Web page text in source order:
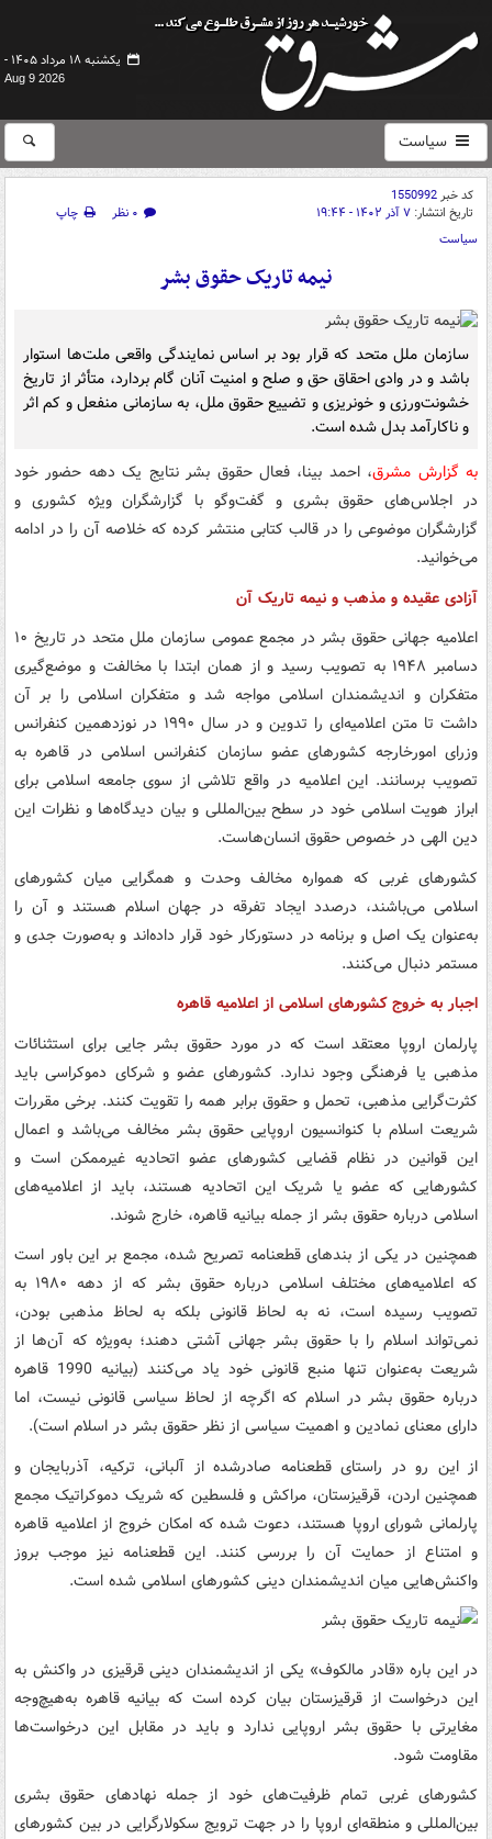
یکشنبه ۱۸ مرداد ۱۴۰۵ -
Aug 9 2026
سیاست
کد خبر1550992
تاریخ انتشار: ۷ آذر ۱۴۰۲ - ۱۹:۴۴ ۰ نظر
چاپ
سیاست
نیمه تاریک حقوق بشر
سازمان ملل متحد که قرار بود بر اساس نمایندگی واقعی ملت‌ها استوار
باشد و در وادی احقاق حق و صلح و امنیت آنان گام بردارد، متأثر از تاریخ
خشونت‌ورزی و خونریزی و تضییع حقوق ملل، به سازمانی منفعل و کم اثر
و ناکارآمد بدل شده است.
به گزارش مشرق، احمد بینا، فعال حقوق بشر نتایج یک دهه حضور خود
در اجلاس‌های حقوق بشری و گفت‌وگو با گزارشگران ویژه کشوری و
گزارشگران موضوعی را در قالب کتابی منتشر کرده که خلاصه آن را در ادامه
می‌خوانید.
آزادی عقیده و مذهب و نیمه تاریک آن
اعلامیه جهانی حقوق بشر در مجمع عمومی سازمان ملل متحد در تاریخ ۱۰
دسامبر ۱۹۴۸ به تصویب رسید و از همان ابتدا با مخالفت و موضع‌گیری
متفکران و اندیشمندان اسلامی مواجه شد و متفکران اسلامی را بر آن
داشت تا متن اعلامیه‌ای را تدوین و در سال ۱۹۹۰ در نوزدهمین کنفرانس
وزرای امورخارجه کشورهای عضو سازمان کنفرانس اسلامی در قاهره به
تصویب برسانند. این اعلامیه در واقع تلاشی از سوی جامعه اسلامی برای
ابراز هویت اسلامی خود در سطح بین‌المللی و بیان دیدگاه‌ها و نظرات این
دین الهی در خصوص حقوق انسان‌هاست.
کشورهای غربی که همواره مخالف وحدت و همگرایی میان کشورهای
اسلامی می‌باشند، درصدد ایجاد تفرقه در جهان اسلام هستند و آن را
به‌عنوان یک اصل و برنامه در دستورکار خود قرار داده‌اند و به‌صورت جدی و
مستمر دنبال می‌کنند.
اجبار به خروج کشورهای اسلامی از اعلامیه قاهره
پارلمان اروپا معتقد است که در مورد حقوق بشر جایی برای استثنائات
مذهبی یا فرهنگی وجود ندارد. کشورهای عضو و شرکای دموکراسی باید
کثرت‌گرایی مذهبی، تحمل و حقوق برابر همه را تقویت کنند. برخی مقررات
شریعت اسلام با کنوانسیون اروپایی حقوق بشر مخالف می‌باشد و اعمال
این قوانین در نظام قضایی کشورهای عضو اتحادیه غیرممکن است و
کشورهایی که عضو یا شریک این اتحادیه هستند، باید از اعلامیه‌های
اسلامی درباره حقوق بشر از جمله بیانیه قاهره، خارج شوند.
همچنین در یکی از بندهای قطعنامه تصریح شده، مجمع بر این باور است
که اعلامیه‌های مختلف اسلامی درباره حقوق بشر که از دهه ۱۹۸۰ به
تصویب رسیده است، نه به لحاظ قانونی بلکه به لحاظ مذهبی بودن،
نمی‌تواند اسلام را با حقوق بشر جهانی آشتی دهند؛ به‌ویژه که آن‌ها از
شریعت به‌عنوان تنها منبع قانونی خود یاد می‌کنند (بیانیه 1990 قاهره
درباره حقوق بشر در اسلام که اگرچه از لحاظ سیاسی قانونی نیست، اما
دارای معنای نمادین و اهمیت سیاسی از نظر حقوق بشر در اسلام است).
از این رو در راستای قطعنامه صادرشده از آلبانی، ترکیه، آذربایجان و
همچنین اردن، قرقیزستان، مراکش و فلسطین که شریک دموکراتیک مجمع
پارلمانی شورای اروپا هستند، دعوت شده که امکان خروج از اعلامیه قاهره
و امتناع از حمایت آن را بررسی کنند. این قطعنامه نیز موجب بروز
واکنش‌هایی میان اندیشمندان دینی کشورهای اسلامی ‌شده است.
در این باره «قادر مالکوف» یکی از اندیشمندان دینی قرقیزی در واکنش به
این درخواست از قرقیزستان بیان کرده است که بیانیه قاهره به‌هیچ‌وجه
مغایرتی با حقوق بشر اروپایی ندارد و باید در مقابل این درخواست‌ها
مقاومت شود.
کشورهای غربی تمام ظرفیت‌های خود از جمله نهادهای حقوق بشری
بین‌المللی و منطقه‌ای اروپا را در جهت ترویج سکولارگرایی در بین کشورهای